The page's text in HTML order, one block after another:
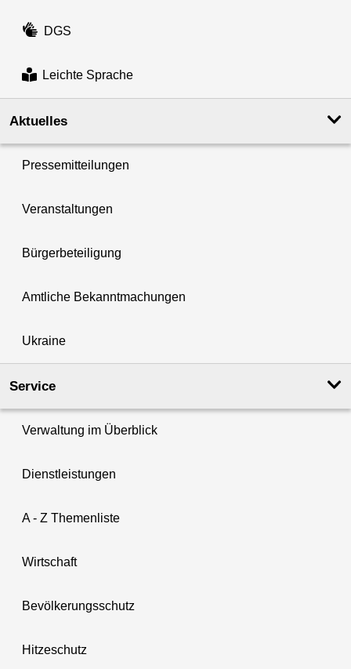
DGS
Leichte Sprache
Aktuelles
Pressemitteilungen
Veranstaltungen
Bürgerbeteiligung
Amtliche Bekanntmachungen
Ukraine
Service
Verwaltung im Überblick
Dienstleistungen
A - Z Themenliste
Wirtschaft
Bevölkerungsschutz
Hitzeschutz